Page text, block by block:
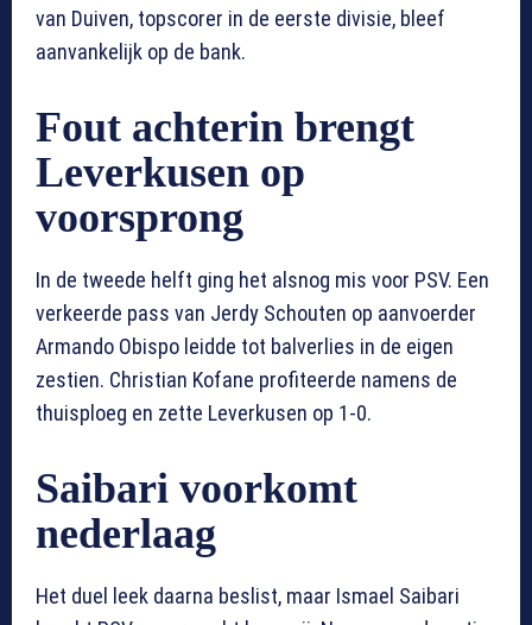
van Duiven, topscorer in de eerste divisie, bleef
aanvankelijk op de bank.
Fout achterin brengt
Leverkusen op
voorsprong
In de tweede helft ging het alsnog mis voor PSV. Een
verkeerde pass van Jerdy Schouten op aanvoerder
Armando Obispo leidde tot balverlies in de eigen
zestien. Christian Kofane profiteerde namens de
thuisploeg en zette Leverkusen op 1-0.
Saibari voorkomt
nederlaag
Het duel leek daarna beslist, maar Ismael Saibari